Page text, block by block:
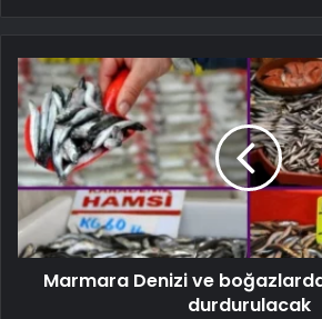
Marmara Denizi ve boğazlarda
durdurulacak